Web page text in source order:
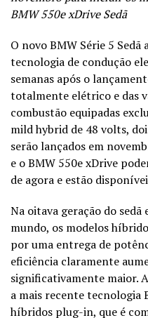
BMW 550e xDrive Sedã
O novo BMW Série 5
tecnologia de condução
semanas após o
totalmente elétrico e das
combustão equipadas
mild hybrid de 48 volts,
serão lançados em
e o BMW 550e xDrive
de agora e estão
Na oitava geração do sedã
mundo, os modelos
por uma entrega de
eficiência claramente
significativamente maior.
a mais recente tecnologia
híbridos plug-in, que é